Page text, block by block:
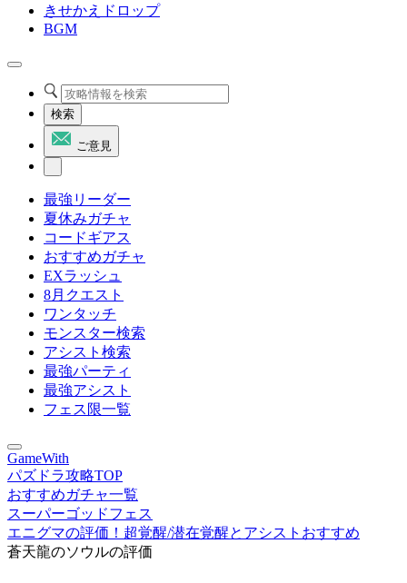
きせかえドロップ
BGM
検索
ご意見
最強リーダー
夏休みガチャ
コードギアス
おすすめガチャ
EXラッシュ
8月クエスト
ワンタッチ
モンスター検索
アシスト検索
最強パーティ
最強アシスト
フェス限一覧
GameWith
パズドラ攻略TOP
おすすめガチャ一覧
スーパーゴッドフェス
エニグマの評価！超覚醒/潜在覚醒とアシストおすすめ
蒼天龍のソウルの評価